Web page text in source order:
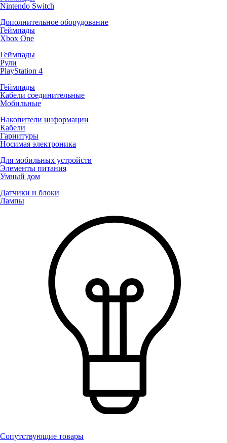
Nintendo Switch
Дополнительное оборудование
Геймпады
Xbox One
Геймпады
Рули
PlayStation 4
Геймпады
Кабели соединительные
Мобильные
Накопители информации
Кабели
Гарнитуры
Носимая электроника
Для мобильных устройств
Элементы питания
Умный дом
Датчики и блоки
Лампы
Сопутствующие товары